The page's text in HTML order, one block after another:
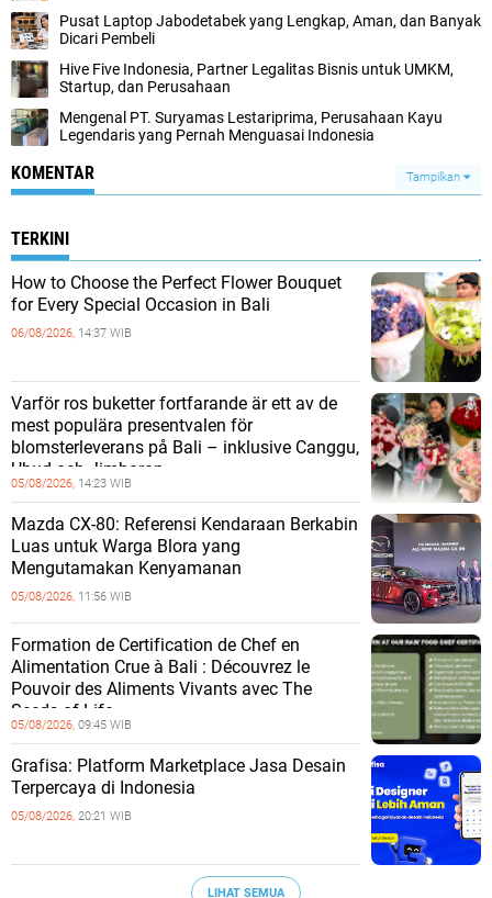
Pusat Laptop Jabodetabek yang Lengkap, Aman, dan Banyak
Dicari Pembeli
Hive Five Indonesia, Partner Legalitas Bisnis untuk UMKM,
Startup, dan Perusahaan
Mengenal PT. Suryamas Lestariprima, Perusahaan Kayu
Legendaris yang Pernah Menguasai Indonesia
KOMENTAR Tampilkan
TERKINI
How to Choose the Perfect Flower Bouquet
for Every Special Occasion in Bali
06/08/2026, 14:37 WIB
Varför ros buketter fortfarande är ett av de
mest populära presentvalen för
blomsterleverans på Bali – inklusive Canggu,
Ubud och Jimbaran
05/08/2026, 14:23 WIB
Mazda CX-80: Referensi Kendaraan Berkabin
Luas untuk Warga Blora yang
Mengutamakan Kenyamanan
05/08/2026, 11:56 WIB
Formation de Certification de Chef en
Alimentation Crue à Bali : Découvrez le
Pouvoir des Aliments Vivants avec The
Seeds of Life
05/08/2026, 09:45 WIB
Grafisa: Platform Marketplace Jasa Desain
Terpercaya di Indonesia
05/08/2026, 20:21 WIB
LIHAT SEMUA